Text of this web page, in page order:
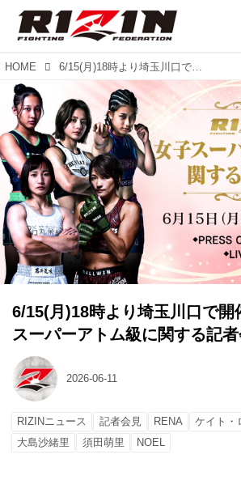
HOME 6/15(月)18時より埼玉川口で開催！RIZIN女子スーパーアトム級に関する記者会見
6/15(月)18時より埼玉川口で開
スーパーアトム級に関する記
2026-06-11
RIZINニュース 記者会見 RENA
ケイト・
大島沙緒里
須田萌里 NOEL